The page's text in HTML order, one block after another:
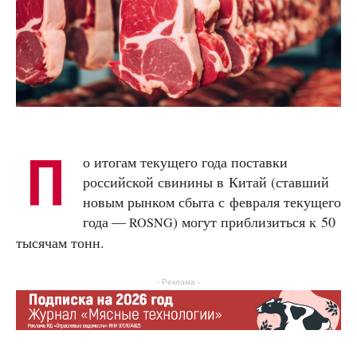
П
о итогам текущего года поставки
российской свинины в Китай (ставший
новым рынком сбыта с февраля текущего
года —ROSNG) могут приблизиться к 50
тысячам тонн.
- Реклама -